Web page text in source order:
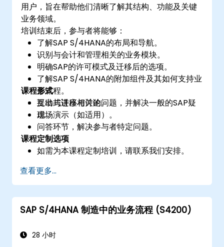
用户，旨在帮助他们清晰了解其结构、功能及关键
业务领域。
培训结束后，参与者将能够：
了解SAP S/4HANA的布局和导航。
识别与会计和管理相关的业务模块。
明确SAP的许可模式及迁移后的选项。
了解SAP S/4HANA的附加组件及其如何支持业
务流程。
提出与迁移相关的问题，并解决一般的SAP疑
虑。
课程形式
互动式讲座与讨论。
现场演示（如适用）。
问答环节，解决参与者特定问题。
课程定制选项
如需为本课程定制培训，请联系我们安排。
查看更多...
SAP S/4HANA 制造中的业务流程 (S4200)
28 小时